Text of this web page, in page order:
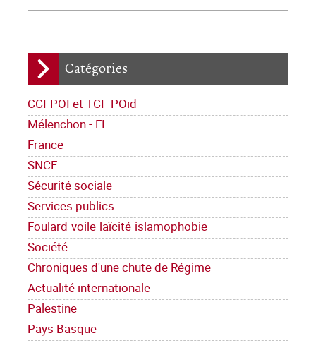
Catégories
CCI-POI et TCI- POid
Mélenchon - FI
France
SNCF
Sécurité sociale
Services publics
Foulard-voile-laïcité-islamophobie
Société
Chroniques d'une chute de Régime
Actualité internationale
Palestine
Pays Basque